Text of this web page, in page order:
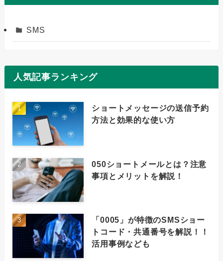
SMS
人気記事ランキング
ショートメッセージの送信予約
方法と効果的な使い方
050ショートメールとは？注意
事項とメリットを解説！
「0005」が特徴のSMSショー
トコード・共通番号を解説！！
活用事例なども